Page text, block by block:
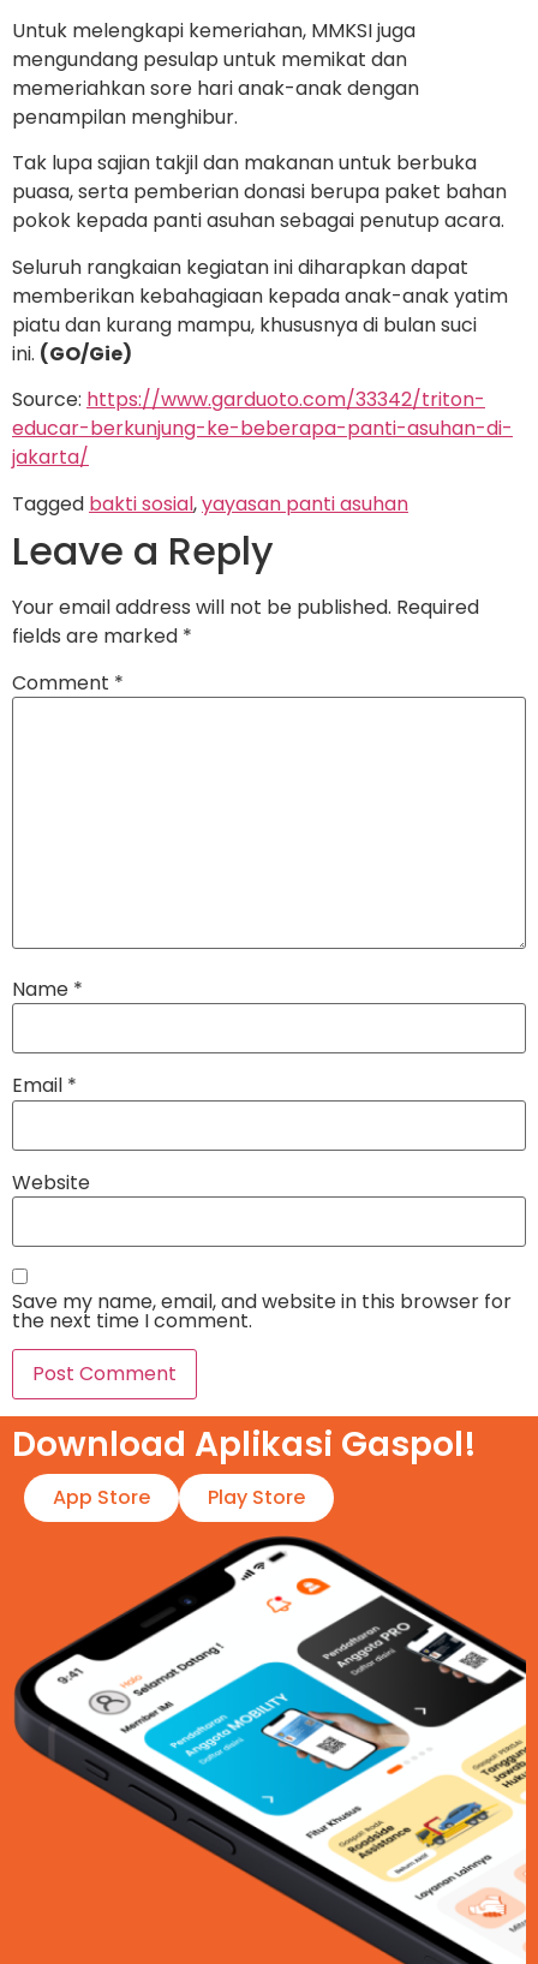
Untuk melengkapi kemeriahan, MMKSI juga
mengundang pesulap untuk memikat dan
memeriahkan sore hari anak-anak dengan
penampilan menghibur.
Tak lupa sajian takjil dan makanan untuk berbuka
puasa, serta pemberian donasi berupa paket bahan
pokok kepada panti asuhan sebagai penutup acara.
Seluruh rangkaian kegiatan ini diharapkan dapat
memberikan kebahagiaan kepada anak-anak yatim
piatu dan kurang mampu, khususnya di bulan suci
ini. (GO/Gie)
Source: https://www.garduoto.com/33342/triton-
educar-berkunjung-ke-beberapa-panti-asuhan-di-
jakarta/
Tagged bakti sosial,yayasan panti asuhan
Leave a Reply
Your email address will not be published. Required
fields are marked *
Comment *
Name *
Email *
Website
Save my name, email, and website in this browser for
the next time I comment.
Download Aplikasi Gaspol!​
App Store Play Store